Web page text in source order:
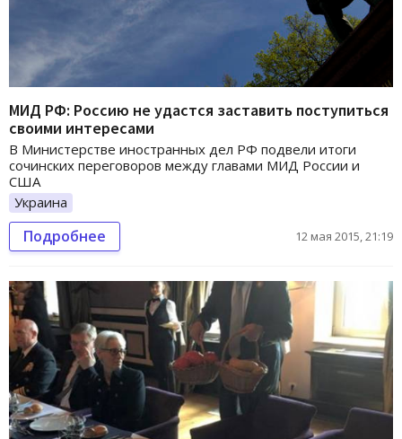
МИД РФ: Россию не удастся заставить поступиться
своими интересами
В Министерстве иностранных дел РФ подвели итоги
сочинских переговоров между главами МИД России и
США
Украина
Подробнее 12 мая 2015, 21:19